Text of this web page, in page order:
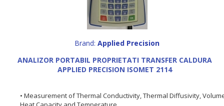
Brand: Applied Precision
ANALIZOR PORTABIL PROPRIETATI TRANSFER CALDURA
APPLIED PRECISION ISOMET 2114
• Measurement of Thermal Conductivity, Thermal Diffusivity,